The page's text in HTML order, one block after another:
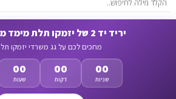
יריד יד 2 של יזמקו תלת מימד מתחיל עכשיו
מחכים לכם על גג משרדי יזמקו
00
שעות
00
דקות
00
שניות